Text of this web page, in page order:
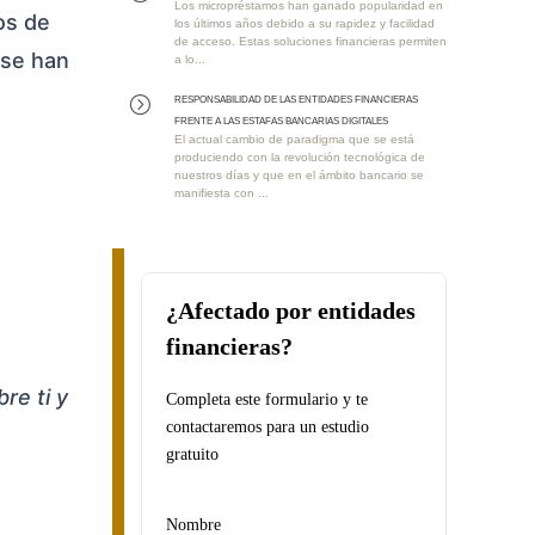
de
han
ti y
Los micropréstamos han ganado popularidad en
los últimos años debido a su rapidez y facilidad
de acceso. Estas soluciones financieras permiten
a lo...
=
RESPONSABILIDAD DE LAS ENTIDADES FINANCIERAS
FRENTE A LAS ESTAFAS BANCARIAS DIGITALES
El actual cambio de paradigma que se está
produciendo con la revolución tecnológica de
nuestros días y que en el ámbito bancario se
manifiesta con ...
¿Afectado por entidades
financieras?
Completa este formulario y te
contactaremos para un estudio
gratuito
Nombre